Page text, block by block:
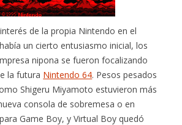
de la propia Nintendo en el
un cierto entusiasmo inicial, los
nipona se fueron focalizando
la futura Nintendo 64. Pesos pesados
Shigeru Miyamoto estuvieron más
consola de sobremesa o en
Game Boy, y Virtual Boy quedó